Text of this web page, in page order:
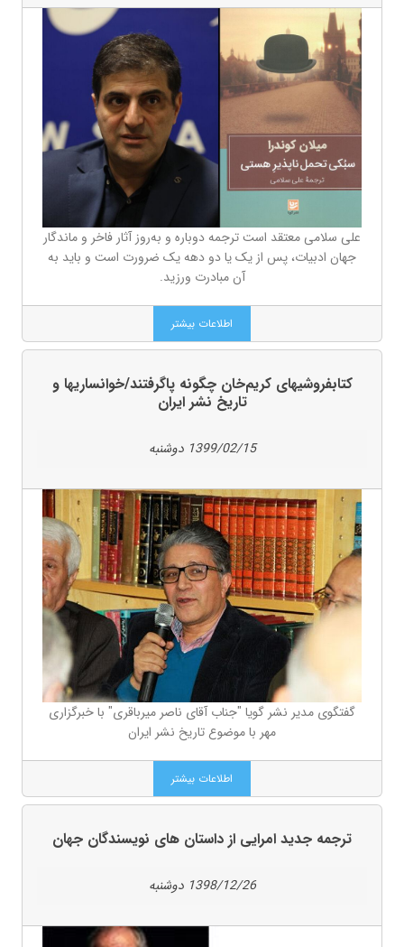
علی سلامی معتقد است ترجمه دوباره و به‌روز آثار فاخر و ماندگار
جهان ادبیات، پس از یک یا دو دهه یک ضرورت است و باید به
آن مبادرت ورزید.
اطلاعات بیشتر
کتابفروشیهای کریم‌خان چگونه پاگرفتند/خوانساریها و
تاریخ نشر ایران
1399/02/15 دوشنبه
گفتگوی مدیر نشر گویا "جناب آقای ناصر میرباقری" با خبرگزاری
مهر با موضوع تاریخ نشر ایران
اطلاعات بیشتر
ترجمه جدید امرایی از داستان های نویسندگان جهان
1398/12/26 دوشنبه